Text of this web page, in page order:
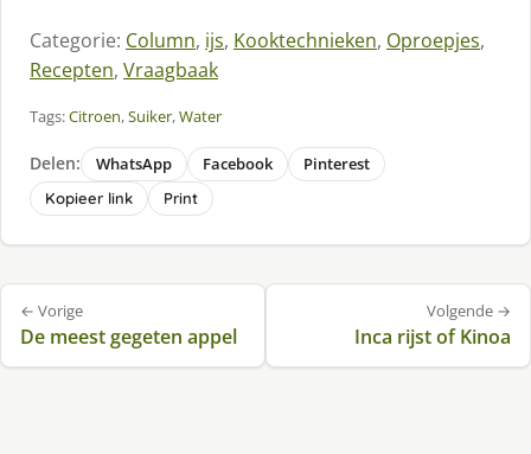
Categorie: Column, ijs, Kooktechnieken, Oproepjes,
Recepten, Vraagbaak
Tags:Citroen,Suiker,Water
Delen: WhatsApp Facebook Pinterest
Kopieer link Print
Bericht
navigatie
← Vorige
De meest gegeten appel
Volgende →
Inca rijst of Kinoa